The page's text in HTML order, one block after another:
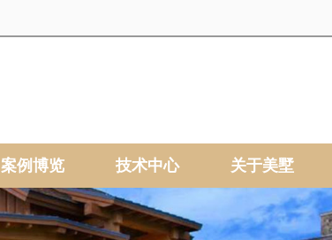
案例博览 技术中心 关于美墅